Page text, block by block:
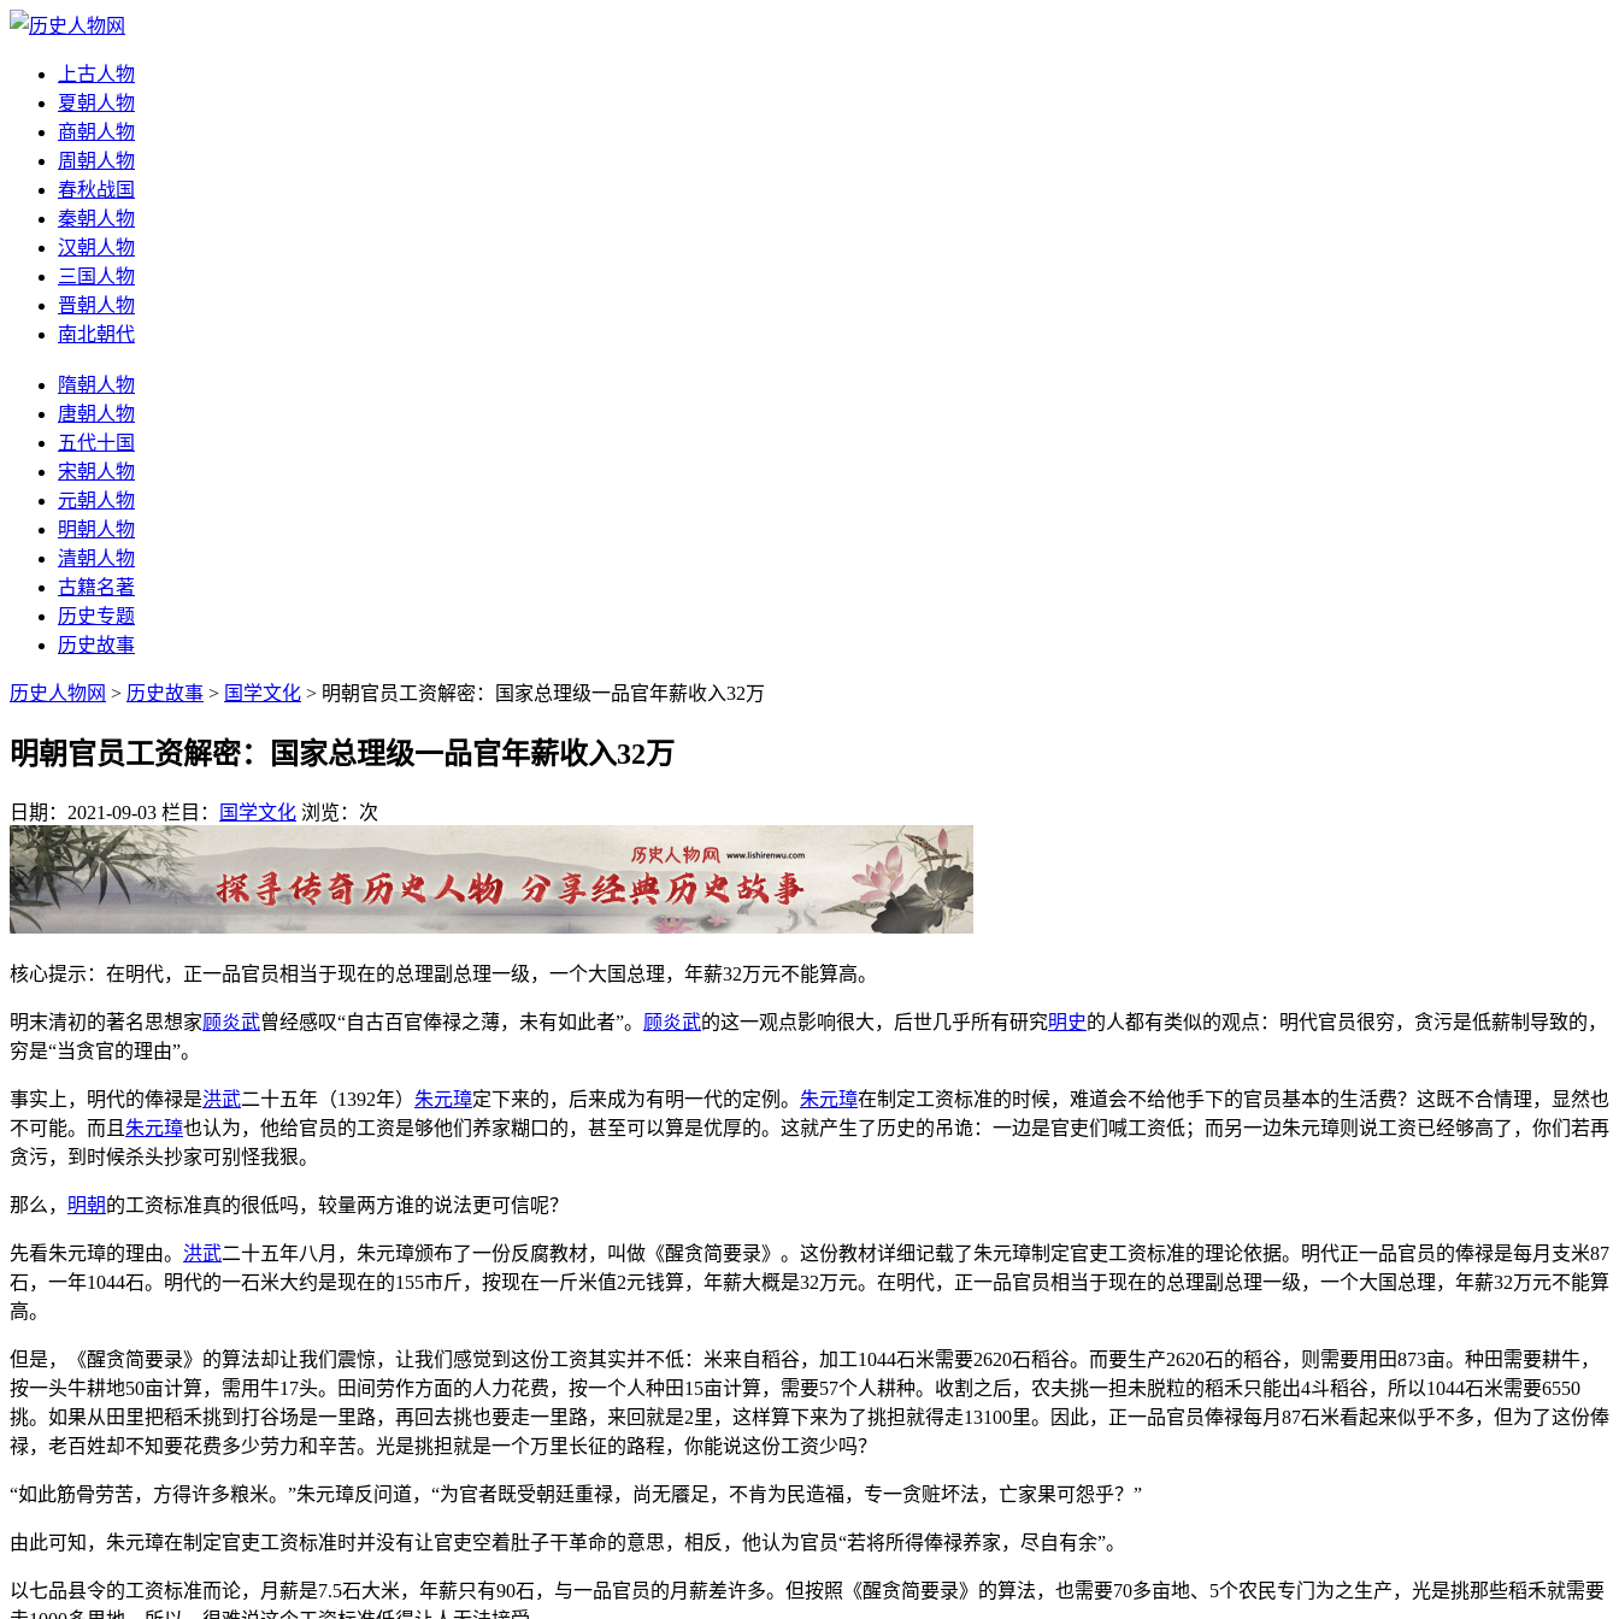
上古人物
夏朝人物
商朝人物
周朝人物
春秋战国
秦朝人物
汉朝人物
三国人物
晋朝人物
南北朝代
隋朝人物
唐朝人物
五代十国
宋朝人物
元朝人物
明朝人物
清朝人物
古籍名著
历史专题
历史故事
历史人物网 > 历史故事 > 国学文化 > 明朝官员工资解密：国家总理级一品官年薪收入32万
明朝官员工资解密：国家总理级一品官年薪收入32万
日期：2021-09-03 栏目： 国学文化 浏览： 次
核心提示：在明代，正一品官员相当于现在的总理副总理一级，一个大国总理，年薪32万元不能算高。
明末清初的著名思想家顾炎武曾经感叹“自古百官俸禄之薄，未有如此者”。 顾炎武的这一观点影响很大，后世几乎所有研究明史的人都有类似的观点：明代官员很穷，贪污是低薪制导致的，
穷是“当贪官的理由”。
事实上，明代的俸禄是洪武二十五年（1392年） 朱元璋定下来的，后来成为有明一代的定例。 朱元璋在制定工资标准的时候，难道会不给他手下的官员基本的生活费？这既不合情理，显然也
不可能。而且 朱元璋也认为，他给官员的工资是够他们养家糊口的，甚至可以算是优厚的。这就产生了历史的吊诡：一边是官吏们喊工资低；而另一边朱元璋则说工资已经够高了，你们若再
贪污，到时候杀头抄家可别怪我狠。
那么， 明朝的工资标准真的很低吗，较量两方谁的说法更可信呢？
先看朱元璋的理由。 洪武二十五年八月，朱元璋颁布了一份反腐教材，叫做《醒贪简要录》。这份教材详细记载了朱元璋制定官吏工资标准的理论依据。明代正一品官员的俸禄是每月支米87
石，一年1044石。明代的一石米大约是现在的155市斤，按现在一斤米值2元钱算，年薪大概是32万元。在明代，正一品官员相当于现在的总理副总理一级，一个大国总理，年薪32万元不能算
高。
但是，《醒贪简要录》的算法却让我们震惊，让我们感觉到这份工资其实并不低：米来自稻谷，加工1044石米需要2620石稻谷。而要生产2620石的稻谷，则需要用田873亩。种田需要耕牛，
按一头牛耕地50亩计算，需用牛17头。田间劳作方面的人力花费，按一个人种田15亩计算，需要57个人耕种。收割之后，农夫挑一担未脱粒的稻禾只能出4斗稻谷，所以1044石米需要6550
挑。如果从田里把稻禾挑到打谷场是一里路，再回去挑也要走一里路，来回就是2里，这样算下来为了挑担就得走13100里。因此，正一品官员俸禄每月87石米看起来似乎不多，但为了这份俸
禄，老百姓却不知要花费多少劳力和辛苦。光是挑担就是一个万里长征的路程，你能说这份工资少吗？
“如此筋骨劳苦，方得许多粮米。”朱元璋反问道，“为官者既受朝廷重禄，尚无餍足，不肯为民造福，专一贪赃坏法，亡家果可怨乎？”
由此可知，朱元璋在制定官吏工资标准时并没有让官吏空着肚子干革命的意思，相反，他认为官员“若将所得俸禄养家，尽自有余”。
以七品县令的工资标准而论，月薪是7.5石大米，年薪只有90石，与一品官员的月薪差许多。但按照《醒贪简要录》的算法，也需要70多亩地、5个农民专门为之生产，光是挑那些稻禾就需要